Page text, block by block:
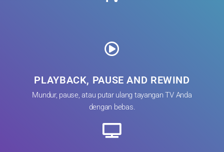
PLAYBACK, PAUSE AND REWIND
Mundur, pause, atau putar ulang tayangan TV Anda
dengan bebas.